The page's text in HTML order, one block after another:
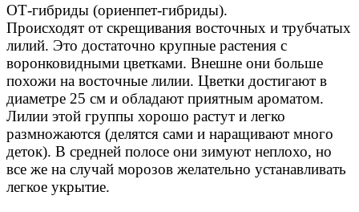
ОТ-гибриды (ориенпет-гибриды).
Происходят от скрещивания восточных и трубчатых
лилий. Это достаточно крупные растения с
воронковидными цветками. Внешне они больше
похожи на восточные лилии. Цветки достигают в
диаметре 25 см и обладают приятным ароматом.
Лилии этой группы хорошо растут и легко
размножаются (делятся сами и наращивают много
деток). В средней полосе они зимуют неплохо, но
все же на случай морозов желательно устанавливать
легкое укрытие.